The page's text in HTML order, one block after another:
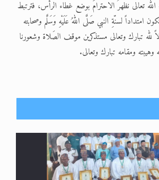
تعالى نظهرُ الاحترامَ بوضع غطاء الرأس، فترتبط
امتداداً لسنّةِ النبي صَلَّى اللهُ عَلَيْهِ وَسَلَّم وصحابته
لله تبارك وتعالى مستذكرين موقف الصَلاة وشعورنا
ومقامه تبارك وتعالى.